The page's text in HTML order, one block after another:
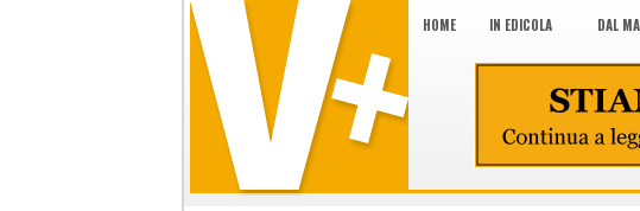
HOME IN EDICOLA DAL